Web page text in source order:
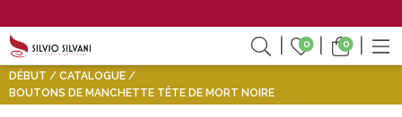
0 0
DÉBUT
CATALOGUE
BOUTONS DE MANCHETTE TÊTE DE MORT NOIRE